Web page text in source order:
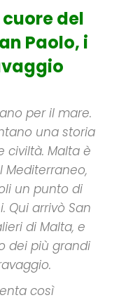
del
Paolo, i
per il mare.
una storia
civiltà. Malta è
Mediterraneo,
un punto di
Qui arrivò San
di Malta, e
dei più grandi
così